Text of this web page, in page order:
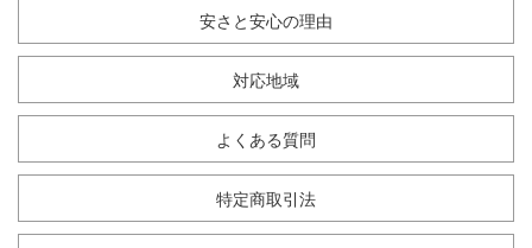
安さと安心の理由
対応地域
よくある質問
特定商取引法